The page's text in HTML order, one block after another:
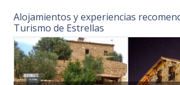
Alojamientos y experiencias
Turismo de Estrellas